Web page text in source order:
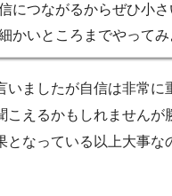
につながるからぜひ小
かいところまでやってみ
いましたが自信は非常に
こえるかもしれませんが
となっている以上大事な